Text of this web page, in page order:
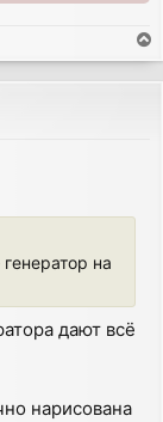
o
p
на
дают всё
нарисована